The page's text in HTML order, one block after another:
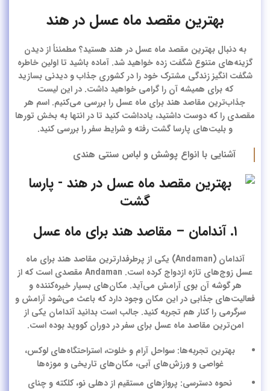
بهترین مقصد ماه عسل در هند
به دنبالبهترین مقصد ماه عسل در هند هستید؟ مطمئناً از دیدن
گزینه‌های متنوع شگفت زده خواهید شد. آماده باشید تا اولین خاطره
شگفت انگیز زندگی مشترک خود را در کشوری جذاب و دیدنی بسازید
که برای همیشه آن را گرامی خواهید داشت. در این لیست
جذاب‌ترین مقاصد هند برای ماه عسل را بررسی می‌کنیم. اسم هر
مقصدی را که دوست داشتید، یادداشت کنید تا در انتها به بخش تورها
و بلیت‌های پارسا گشت رفته و شرایط سفر را بررسی کنید.
آشنایی با انواع پوشش و لباس سنتی هندی
۱. آندامان – مقاصد هند برای ماه عسل
آندامان (Andaman) یکی از پرطرفدارترین
مقاصد هند برای ماه
عسل
زوج‌های تازه ازدواج کرده است. Andaman مقصدی است که از
هر گوشه‌ آن بوی آرامش می‌آید. مکان‌های بسیار خیره‌کننده و
فعالیت‌های جذابی در این مکان وجود دارد که باعث می‌شود آرامش و
سرگرمی را کنار هم تجربه کنید. جالب است بدانید آندامان یکی از
امن‌ترین مقاصد ماه عسل برای سفر در دوران کووید بوده است.
بهترین تجربه‌ها: سواحل آرام و خلوت، استراحتگاه‌های لوکس،
غواصی و ورزش‌های آبی، مکان‌های تاریخی و موزه‌ها
نحوه دسترسی: پروازهای مستقیم از دهلی نو، کلکته و چنای